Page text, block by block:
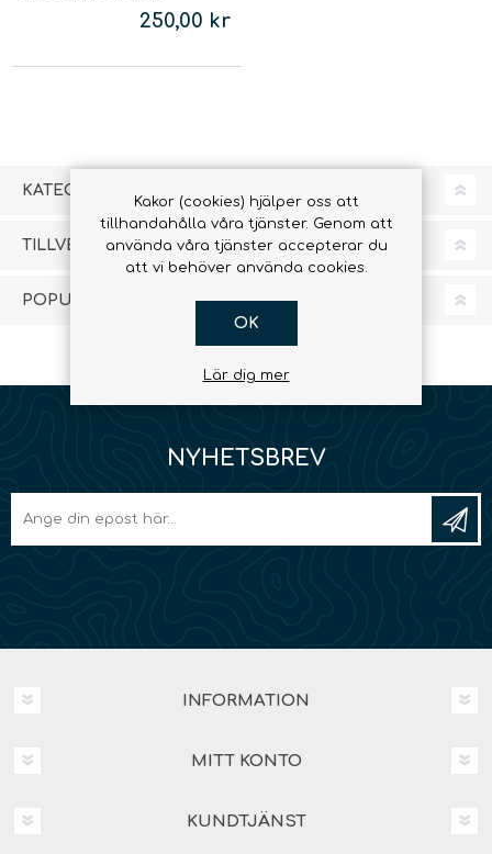
250,00 kr
KATEGORIER
TILLVERKARE
POPULÄRA TAGGAR
NYHETSBREV
INFORMATION
MITT KONTO
KUNDTJÄNST
Kakor (cookies) hjälper oss att
tillhandahålla våra tjänster. Genom att
använda våra tjänster accepterar du
att vi behöver använda cookies.
OK
Lär dig mer